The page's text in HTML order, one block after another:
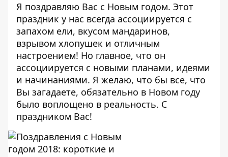
Я поздравляю Вас с Новым годом. Этот
праздник у нас всегда ассоциируется с
запахом ели, вкусом мандаринов,
взрывом хлопушек и отличным
настроением! Но главное, что он
ассоциируется с новыми планами, идеями
и начинаниями. Я желаю, что бы все, что
Вы загадаете, обязательно в Новом году
было воплощено в реальность. С
праздником Вас!